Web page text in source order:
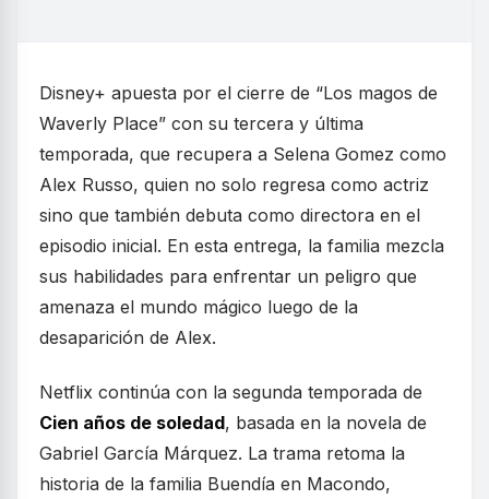
Disney+ apuesta por el cierre de “Los magos de
Waverly Place” con su tercera y última
temporada, que recupera a Selena Gomez como
Alex Russo, quien no solo regresa como actriz
sino que también debuta como directora en el
episodio inicial. En esta entrega, la familia mezcla
sus habilidades para enfrentar un peligro que
amenaza el mundo mágico luego de la
desaparición de Alex.
Netflix continúa con la segunda temporada de
Cien años de soledad, basada en la novela de
Gabriel García Márquez. La trama retoma la
historia de la familia Buendía en Macondo,